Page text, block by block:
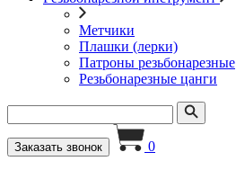
Метчики
Плашки (лерки)
Патроны резьбонарезные
Резьбонарезные цанги
Заказать звонок 0